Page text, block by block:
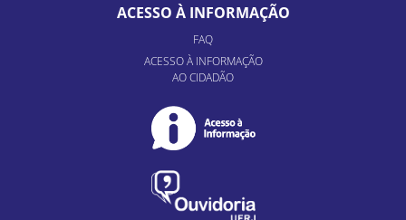
ACESSO À INFORMAÇÃO
FAQ
ACESSO À INFORMAÇÃO
AO CIDADÃO